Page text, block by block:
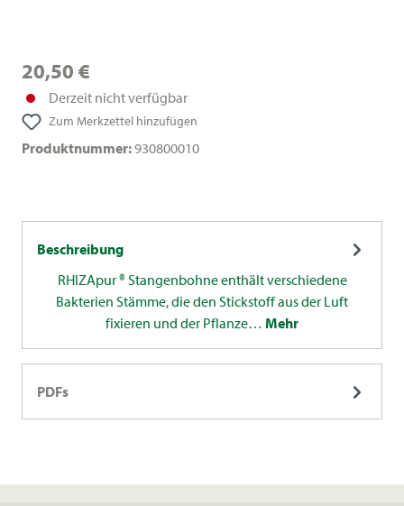
20,50 €
Derzeit nicht verfügbar
Zum Merkzettel hinzufügen
Produktnummer:930800010
Beschreibung
RHIZApur ® Stangenbohne enthält verschiedene
Bakterien Stämme, die den Stickstoff aus der Luft
fixieren und der Pflanze… Mehr
PDFs